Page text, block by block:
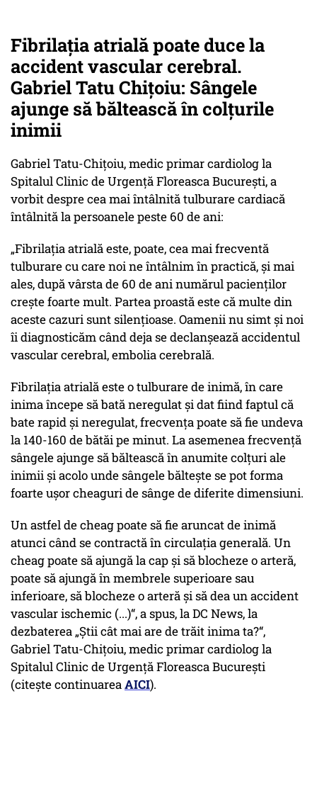
Fibrilația atrială poate duce la
accident vascular cerebral.
Gabriel Tatu Chițoiu: Sângele
ajunge să băltească în colțurile
inimii
Gabriel Tatu-Chițoiu, medic primar cardiolog la
Spitalul Clinic de Urgență Floreasca București, a
vorbit despre cea mai întâlnită tulburare cardiacă
întâlnită la persoanele peste 60 de ani:
„Fibrilația atrială este, poate, cea mai frecventă
tulburare cu care noi ne întâlnim în practică, și mai
ales, după vârsta de 60 de ani numărul pacienților
crește foarte mult. Partea proastă este că multe din
aceste cazuri sunt silențioase. Oamenii nu simt și noi
îi diagnosticăm când deja se declanșează accidentul
vascular cerebral, embolia cerebrală.
Fibrilația atrială este o tulburare de inimă, în care
inima începe să bată neregulat și dat fiind faptul că
bate rapid și neregulat, frecvența poate să fie undeva
la 140-160 de bătăi pe minut. La asemenea frecvență
sângele ajunge să băltească în anumite colțuri ale
inimii și acolo unde sângele băltește se pot forma
foarte ușor cheaguri de sânge de diferite dimensiuni.
Un astfel de cheag poate să fie aruncat de inimă
atunci când se contractă în circulația generală. Un
cheag poate să ajungă la cap și să blocheze o arteră,
poate să ajungă în membrele superioare sau
inferioare, să blocheze o arteră și să dea un accident
vascular ischemic (...)“, a spus, la DC News, la
dezbaterea „Știi cât mai are de trăit inima ta?“,
Gabriel Tatu-Chițoiu, medic primar cardiolog la
Spitalul Clinic de Urgență Floreasca București
(citește continuareaAICI).